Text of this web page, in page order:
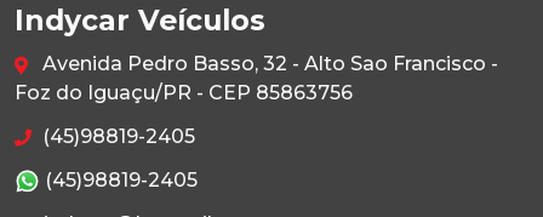
Indycar Veículos
Avenida Pedro Basso, 32 - Alto Sao Francisco -
Foz do Iguaçu/PR - CEP 85863756
(45)98819-2405
(45)98819-2405